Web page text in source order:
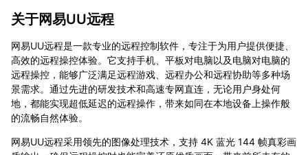
关于网易UU远程
网易UU远程是一款专业的远程控制软件，专注于为用户提供便捷、
高效的远程操控体验。它支持手机、平板对电脑以及电脑对电脑的
远程操控，能够广泛满足远程游戏、远程办公和远程协助等多种场
景需求。通过先进的研发技术和高速专网直连，无论用户身处何
地，都能实现超低延迟的远程操作，带来如同在本地设备上操作般
的流畅自然体验。
网易UU远程采用领先的图像处理技术，支持 4K 蓝光 144 帧真彩画